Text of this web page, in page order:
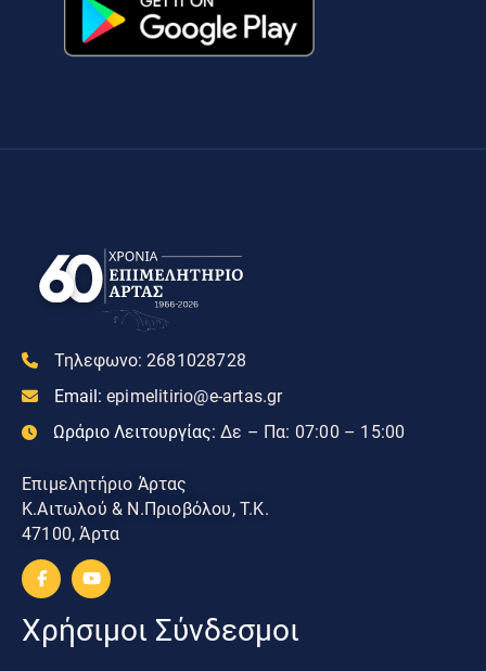
Τηλεφωνο: 2681028728
Email: epimelitirio@e-artas.gr
Ωράριο Λειτουργίας: Δε – Πα: 07:00 – 15:00
Επιμελητήριο Άρτας
Κ.Αιτωλού & Ν.Πριοβόλου, Τ.Κ.
47100, Άρτα
Χρήσιμοι Σύνδεσμοι